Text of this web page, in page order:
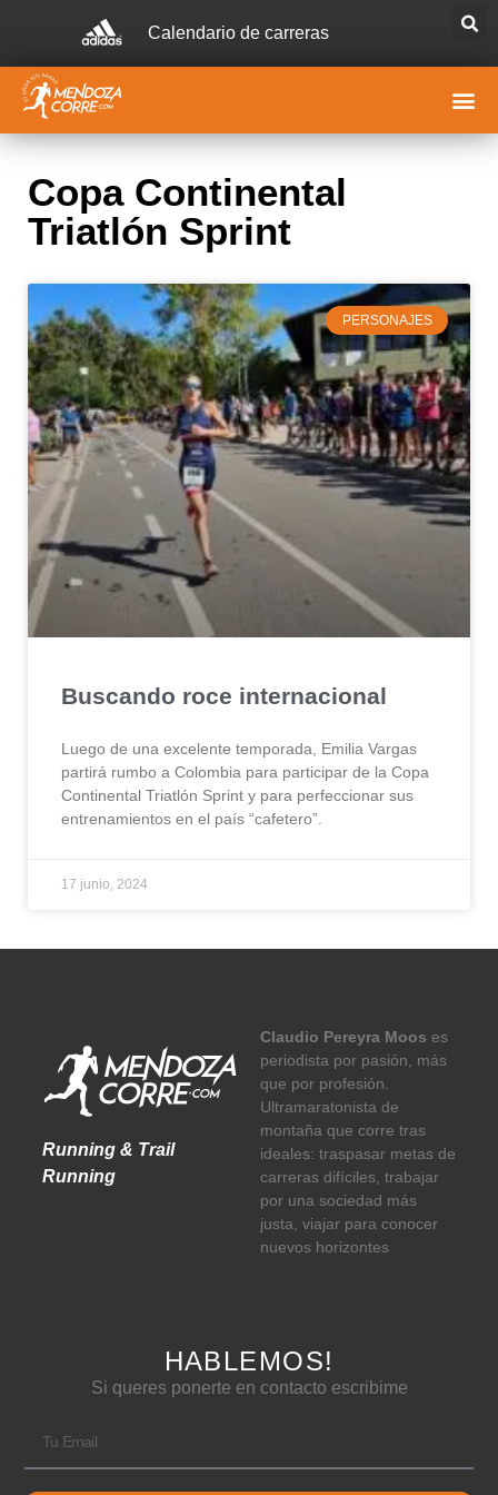
Calendario de carreras
Copa Continental
Triatlón Sprint
PERSONAJES
Buscando roce internacional
Luego de una excelente temporada, Emilia Vargas
partirá rumbo a Colombia para participar de la Copa
Continental Triatlón Sprint y para perfeccionar sus
entrenamientos en el país “cafetero”.
17 junio, 2024
Running & Trail
Running
Claudio Pereyra Moos es
periodista por pasión, más
que por profesión.
Ultramaratonista de
montaña que corre tras
ideales: traspasar metas de
carreras difíciles, trabajar
por una sociedad más
justa, viajar para conocer
nuevos horizontes
HABLEMOS!
Si queres ponerte en contacto escribime